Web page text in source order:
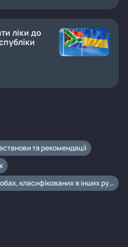
ліки до
та рекомендації
Ураження склери і рогівки при хворобах, класифікованих в інших рубриках